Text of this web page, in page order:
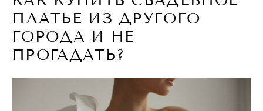
ПЛАТЬЕ ИЗ ДРУГОГО
ГОРОДА И НЕ
ПРОГАДАТЬ?